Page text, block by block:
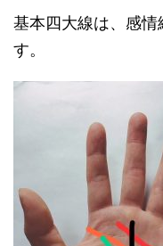
基本四大線は、感
す。